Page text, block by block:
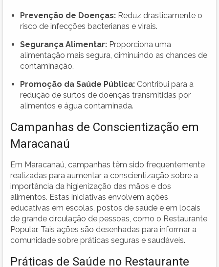
Prevenção de Doenças: Reduz drasticamente o
risco de infecções bacterianas e virais.
Segurança Alimentar: Proporciona uma
alimentação mais segura, diminuindo as chances de
contaminação.
Promoção da Saúde Pública: Contribui para a
redução de surtos de doenças transmitidas por
alimentos e água contaminada.
Campanhas de Conscientização em
Maracanaú
Em Maracanaú, campanhas têm sido frequentemente
realizadas para aumentar a conscientização sobre a
importância da higienização das mãos e dos
alimentos. Estas iniciativas envolvem ações
educativas em escolas, postos de saúde e em locais
de grande circulação de pessoas, como o Restaurante
Popular. Tais ações são desenhadas para informar a
comunidade sobre práticas seguras e saudáveis.
Práticas de Saúde no Restaurante